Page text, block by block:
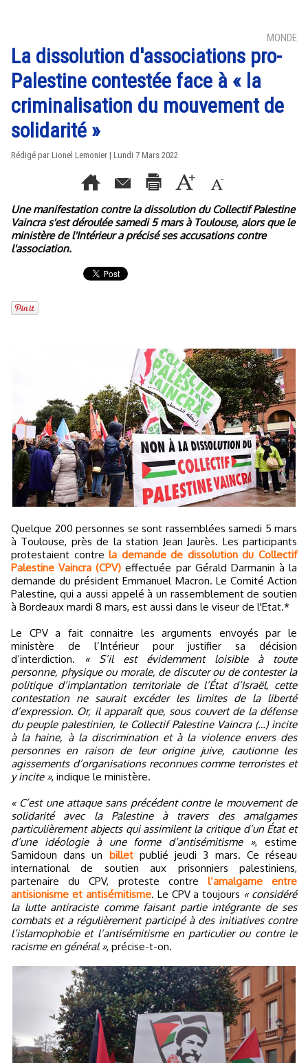
MONDE
La dissolution d'associations pro-
Palestine contestée face à « la
criminalisation du mouvement de
solidarité »
Rédigé par Lionel Lemonier | Lundi 7 Mars 2022
Une manifestation contre la dissolution du Collectif Palestine
Vaincra s'est déroulée samedi 5 mars à Toulouse, alors que le
ministère de l'Intérieur a précisé ses accusations contre
l'association.
Quelque 200 personnes se sont rassemblées samedi 5 mars
à Toulouse, près de la station Jean Jaurès. Les participants
protestaient contrela demande de dissolution du Collectif
Palestine Vaincra (CPV) effectuée par Gérald Darmanin à la
demande du président Emmanuel Macron. Le Comité Action
Palestine, qui a aussi appelé à un rassemblement de soutien
à Bordeaux mardi 8 mars, est aussi dans le viseur de l'Etat.*
Le CPV a fait connaitre les arguments envoyés par le
ministère de l’Intérieur pour justifier sa décision
d’interdiction.
« S’il est évidemment loisible à toute
personne, physique ou morale, de discuter ou de contester la
politique d’implantation territoriale de l’État d’Israël, cette
contestation ne saurait excéder les limites de la liberté
d’expression. Or, il apparaît que, sous couvert de la défense
du peuple palestinien, le Collectif Palestine Vaincra (…) incite
à la haine, à la discrimination et à la violence envers des
personnes en raison de leur origine juive, cautionne les
agissements d’organisations reconnues comme terroristes et
y incite », indique le ministère.
« C’est une attaque sans précédent contre le mouvement de
solidarité avec la Palestine à travers des amalgames
particulièrement abjects qui assimilent la critique d’un État et
d’une idéologie à une forme d’antisémitisme », estime
Samidoun dans un billetpublié jeudi 3 mars. Ce réseau
international de soutien aux prisonniers palestiniens,
partenaire du CPV, proteste contre l’amalgame entre
antisionisme et antisémitisme. Le CPV a toujours « considéré
la lutte antiraciste comme faisant partie intégrante de ses
combats et a régulièrement participé à des initiatives contre
l’islamophobie et l’antisémitisme en particulier ou contre le
racisme en général », précise-t-on.